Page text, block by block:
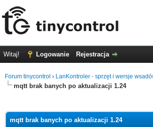
Witaj! Logowanie Rejestracja
Forum tinycontrol › LanKontroler - sprzęt i wersje
mqtt brak banych po aktualizacji 1.24
mqtt brak banych po aktualizacji 1.24